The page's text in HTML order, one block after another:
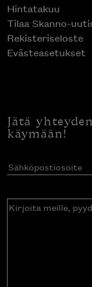
Hintatakuu
Tilaa Skanno-
Rekisteriseloste
Evästeasetukset
Jätä
käymään!
Sähköpostiosoite
Kirjoita